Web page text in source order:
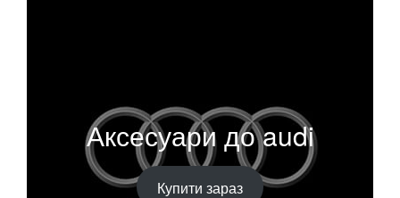
Аксесуари до audi
Купити зараз